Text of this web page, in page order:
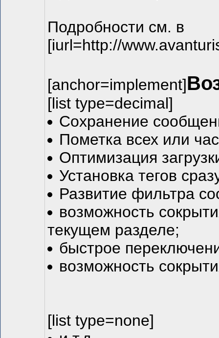
Подробности см. в
[iurl=http://
[anchor=implement]
[list type=decimal]
Сохранение
Пометка всех или
Оптимизация
Установка тегов
Развитие фильтра
возможность
текущем разделе;
быстрое
возможность
[list type=none]